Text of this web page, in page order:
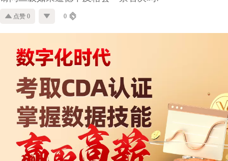
点赞 0 0